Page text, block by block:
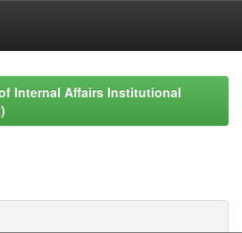
Internal Affairs Institutional